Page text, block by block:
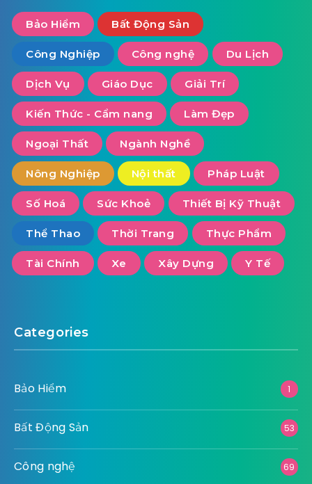
Bảo Hiểm Bất Động Sản
Công Nghiệp Công nghệ Du Lịch
Dịch Vụ Giáo Dục Giải Trí
Kiến Thức - Cẩm nang Làm Đẹp
Ngoại Thất Ngành Nghề
Nông Nghiệp Nội thất Pháp Luật
Số Hoá Sức Khoẻ Thiết Bị Kỹ Thuật
Thể Thao Thời Trang Thực Phẩm
Tài Chính Xe Xây Dựng Y Tế
Categories
Bảo Hiểm 1
Bất Động Sản 53
Công nghệ 69